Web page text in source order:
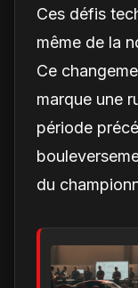
Ces défis
même de la
Ce
marque une
période
du